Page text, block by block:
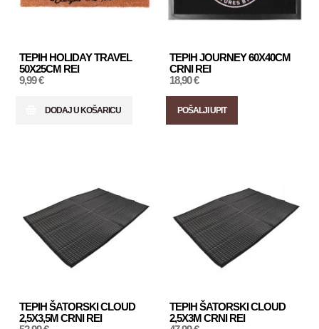
TEPIH HOLIDAY TRAVEL
50X25CM REI
9,99 €
DODAJ U KOŠARICU
TEPIH JOURNEY 60X40CM
CRNI REI
18,90 €
POŠALJI UPIT
TEPIH ŠATORSKI CLOUD
2,5X3,5M CRNI REI
TEPIH ŠATORSKI CLOUD
2,5X3M CRNI REI